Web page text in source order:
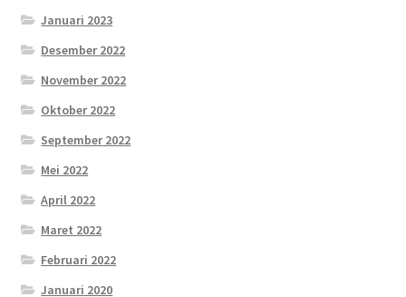
Januari 2023
Desember 2022
November 2022
Oktober 2022
September 2022
Mei 2022
April 2022
Maret 2022
Februari 2022
Januari 2020